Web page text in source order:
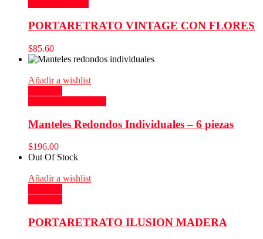
PORTARETRATO VINTAGE CON FLORES
$85.60
Añadir a wishlist
Manteles Redondos Individuales – 6 piezas
$196.00
Out Of Stock
Añadir a wishlist
PORTARETRATO ILUSION MADERA